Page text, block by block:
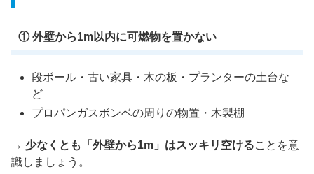
① 外壁から1m以内に可燃物を置かない
段ボール・古い家具・木の板・プランターの土台な
ど
プロパンガスボンベの周りの物置・木製棚
→ 少なくとも「外壁から1m」はスッキリ空けることを意
識しましょう。